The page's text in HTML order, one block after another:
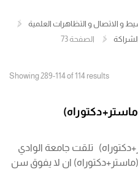
و الاتصال و التظاهرات العلمية
الصفحة 73
Showing 289-114 of 114 results
تلقت جامعة الوادي
(ماستر+دكتوراه) ان لا يفوق سن